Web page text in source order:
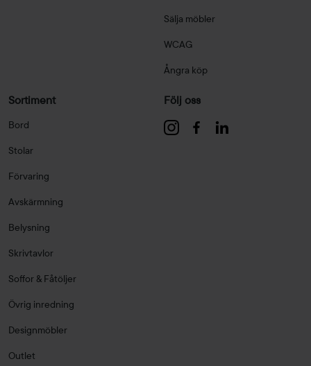
Sälja möbler
WCAG
Ångra köp
Sortiment
Bord
Stolar
Förvaring
Avskärmning
Belysning
Skrivtavlor
Soffor & Fåtöljer
Övrig inredning
Designmöbler
Outlet
Följ oss